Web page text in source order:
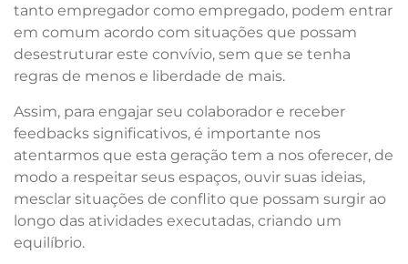
tanto empregador como empregado, podem entrar
em comum acordo com situações que possam
desestruturar este convívio, sem que se tenha
regras de menos e liberdade de mais.
Assim, para engajar seu colaborador e receber
feedbacks significativos, é importante nos
atentarmos que esta geração tem a nos oferecer, de
modo a respeitar seus espaços, ouvir suas ideias,
mesclar situações de conflito que possam surgir ao
longo das atividades executadas, criando um
equilíbrio.